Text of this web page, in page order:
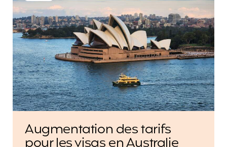
Augmentation des tarifs